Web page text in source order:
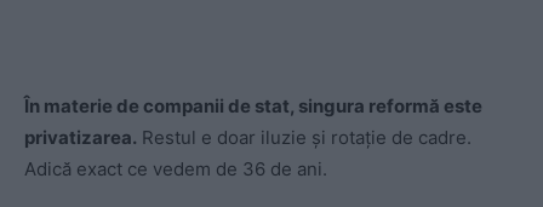
În materie de companii de stat, singura reformă este
privatizarea. Restul e doar iluzie și rotație de cadre.
Adică exact ce vedem de 36 de ani.